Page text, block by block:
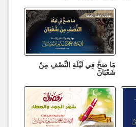
مَا صَحَّ فِي لَيْلَةِ النِّصْفِ مِنْ
شَعْبَانَ